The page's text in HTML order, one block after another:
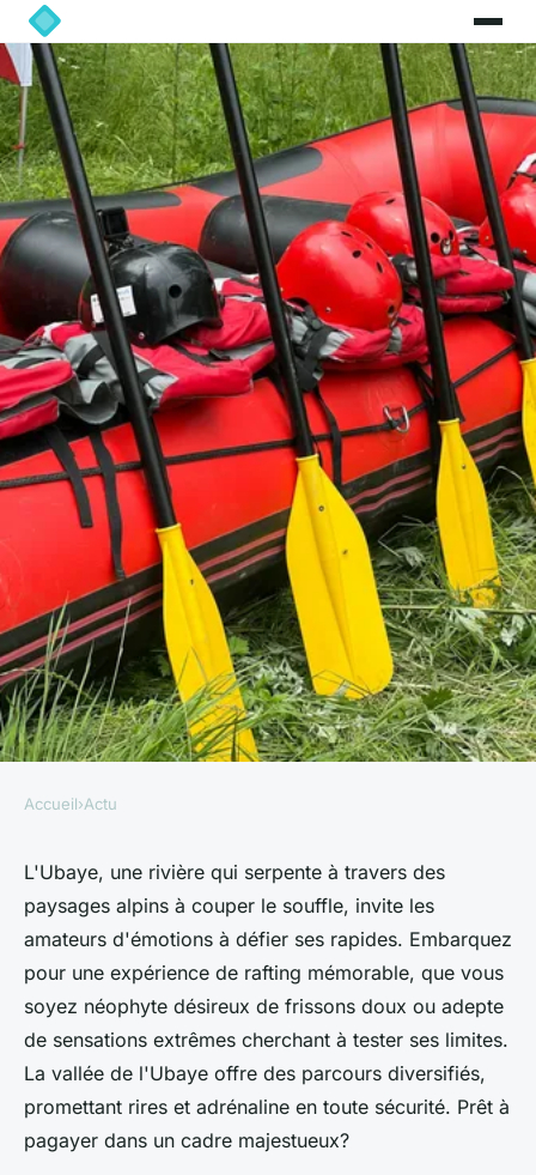
Rafting dans la vallée de
l'ubaye : une aventure à vivre
en famille ou entre amis
aurèle• 25 mars 2024•3 min de lecture
Accueil›Actu
L'Ubaye, une rivière qui serpente à travers des
paysages alpins à couper le souffle, invite les
amateurs d'émotions à défier ses rapides. Embarquez
pour une expérience de rafting mémorable, que vous
soyez néophyte désireux de frissons doux ou adepte
de sensations extrêmes cherchant à tester ses limites.
La vallée de l'Ubaye offre des parcours diversifiés,
promettant rires et adrénaline en toute sécurité. Prêt à
pagayer dans un cadre majestueux?